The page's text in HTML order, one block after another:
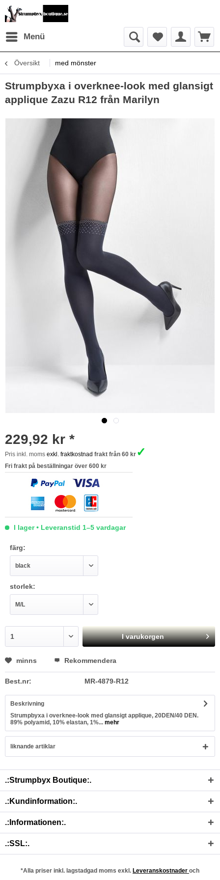
Menü
Översikt med mönster
Strumpbyxa i overknee-look med glansigt
applique Zazu R12 från Marilyn
229,92 kr *
Pris inkl. moms exkl. fraktkostnad frakt från 60 kr ✓
Fri frakt på beställningar över 600 kr
I lager • Leveranstid 1–5 vardagar
färg:
storlek:
I varukorgen
minns Rekommendera
Best.nr: MR-4879-R12
Beskrivning
Strumpbyxa i overknee-look med glansigt applique, 20DEN/40 DEN.
89% polyamid, 10% elastan, 1%... mehr
liknande artiklar
.:Strumpbyx Boutique:.
.:Kundinformation:.
.:Informationen:.
.:SSL:.
*Alla priser inkl. lagstadgad moms exkl. Leveranskostnader och